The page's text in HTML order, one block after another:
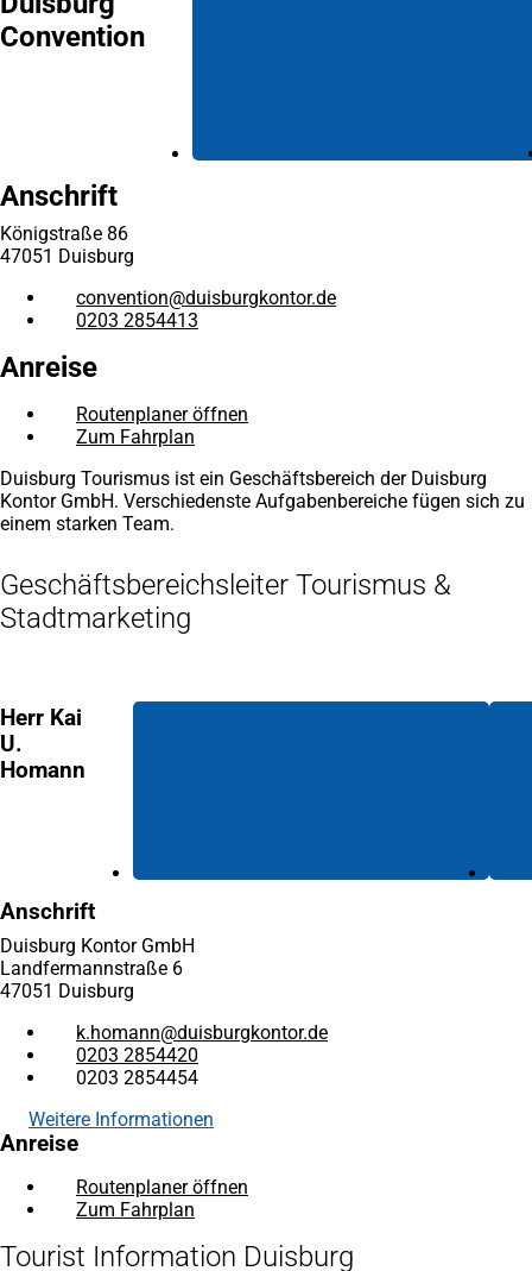
Convention
Anschrift
Königstraße 86
47051 Duisburg
convention
duisburgkontor de
0203 2854413
Anreise
Routenplaner öffnen
neuen
Tab)
Zum Fahrplan
einem
neuen
Duisburg Tourismus ist ein Geschäftsbereich der Duisburg
Kontor GmbH. Verschiedenste Aufgabenbereiche fügen sich zu
einem starken Team.
Geschäftsbereichsleiter Tourismus &
Stadtmarketing
Herr Kai
U.
Homann
Anschrift
Duisburg Kontor GmbH
Landfermannstraße 6
47051 Duisburg
k.homann
duisburgkontor de
0203 2854420
0203 2854454
Weitere Informationen
Anreise
Routenplaner öffnen
neuen
Zum Fahrplan
einem
Tourist Information Duisburg